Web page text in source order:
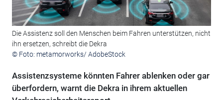
Die Assistenz soll den Menschen beim Fahren unterstützen, nicht
ihn ersetzen, schreibt die Dekra
© Foto: metamorworks/ AdobeStock
Assistenzsysteme könnten Fahrer ablenken oder gar
überfordern, warnt die Dekra in ihrem aktuellen